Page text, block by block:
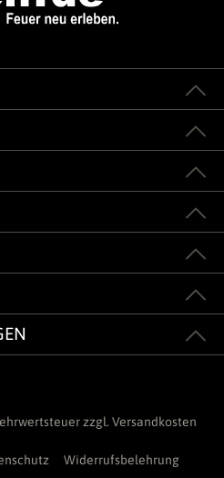
zzgl. Versandkosten
Widerrufsbelehrung